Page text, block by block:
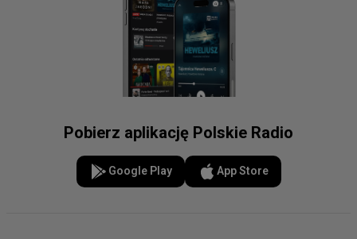
Pobierz aplikację Polskie Radio
Google Play App Store